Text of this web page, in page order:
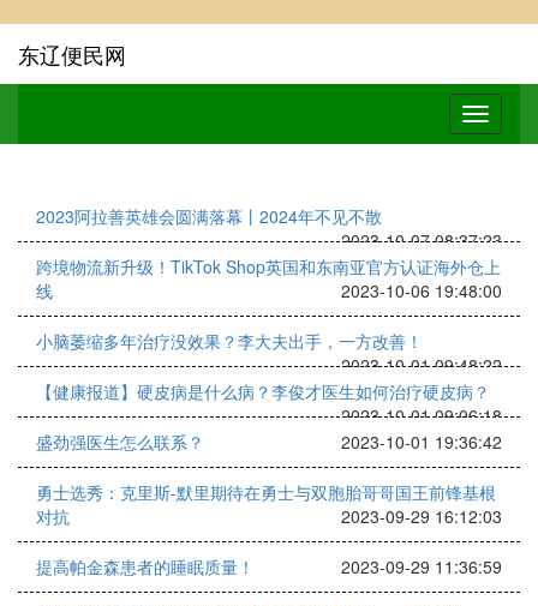
东辽便民网
2023阿拉善英雄会圆满落幕丨2024年不见不散
2023-10-07 08:37:23
跨境物流新升级！TikTok Shop英国和东南亚官方认证海外仓上
线
2023-10-06 19:48:00
小脑萎缩多年治疗没效果？李大夫出手，一方改善！
2023-10-01 09:48:22
【健康报道】硬皮病是什么病？李俊才医生如何治疗硬皮病？
2023-10-01 09:06:18
盛劲强医生怎么联系？
2023-10-01 19:36:42
勇士选秀：克里斯-默里期待在勇士与双胞胎哥哥国王前锋基根
对抗
2023-09-29 16:12:03
提高帕金森患者的睡眠质量！ 2023-09-29 11:36:59